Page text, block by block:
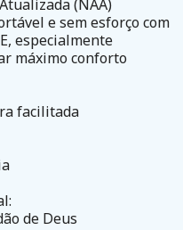
(NAA)
e sem esforço com
especialmente
máximo conforto
facilitada
de Deus